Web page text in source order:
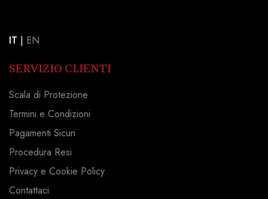
IT | EN
SERVIZIO CLIENTI
Scala di Protezione
Termini e Condizioni
Pagamenti Sicuri
Procedura Resi
Privacy e Cookie Policy
Contattaci